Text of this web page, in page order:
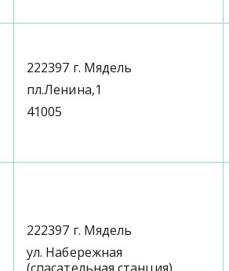
222397 г. Мядель
пл.Ленина,1
41005
222397 г. Мядель
ул. Набережная